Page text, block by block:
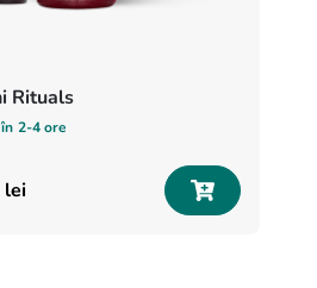
Rituals
2-4 ore
lei